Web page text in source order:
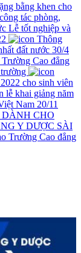
bằng khen cho
tác phòng,
Lễ tốt nghiệp và
Thông
đất nước 30/4
Trường Cao đẳng
cho sinh viên
lễ khai giảng năm
Nam 20/11
CHO
Y DƯỢC SÀI
Trường Cao đẳng